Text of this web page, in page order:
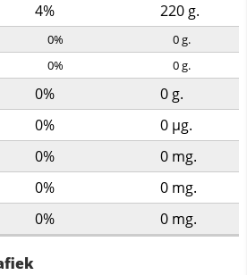
4% 220g.
0% 0g.
0% 0g.
0% 0g.
0% 0 µg.
0% 0 mg.
0% 0 mg.
0% 0 mg.